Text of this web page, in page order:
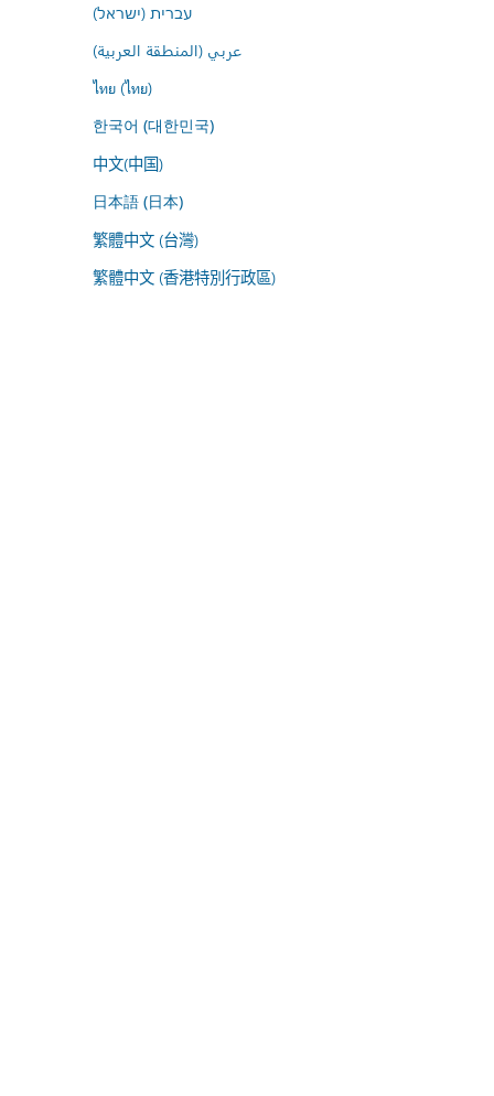
עברית (ישראל)
عربي (المنطقة العربية)
ไทย (ไทย)
한국어 (대한민국)
中文(中国)
日本語 (日本)
繁體中文 (台灣)
繁體中文 (香港特別行政區)